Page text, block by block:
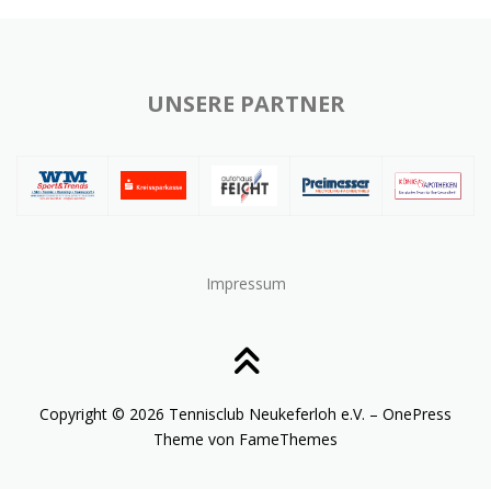
UNSERE PARTNER
Impressum
Copyright © 2026 Tennisclub Neukeferloh e.V. – OnePress
Theme von FameThemes